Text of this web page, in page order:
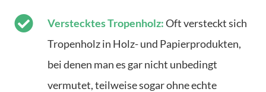
Verstecktes Tropenholz:Oft versteckt sich
Tropenholz in Holz- und Papierprodukten,
bei denen man es gar nicht unbedingt
vermutet, teilweise sogar ohne echte